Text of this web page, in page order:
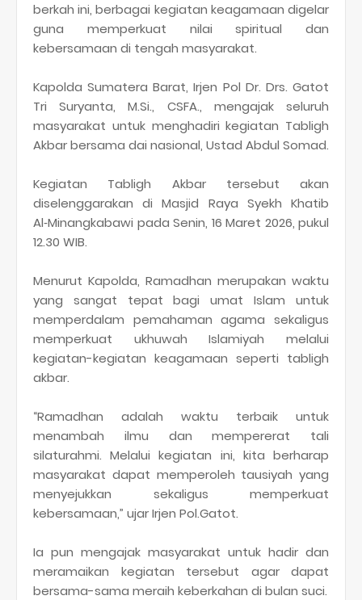
berkah ini, berbagai kegiatan keagamaan digelar
guna memperkuat nilai spiritual dan
kebersamaan di tengah masyarakat.
Kapolda Sumatera Barat, Irjen Pol Dr. Drs. Gatot
Tri Suryanta, M.Si., CSFA., mengajak seluruh
masyarakat untuk menghadiri kegiatan Tabligh
Akbar bersama dai nasional, Ustad Abdul Somad.
Kegiatan Tabligh Akbar tersebut akan
diselenggarakan di Masjid Raya Syekh Khatib
Al‑Minangkabawi pada Senin, 16 Maret 2026, pukul
12.30 WIB.
Menurut Kapolda, Ramadhan merupakan waktu
yang sangat tepat bagi umat Islam untuk
memperdalam pemahaman agama sekaligus
memperkuat ukhuwah Islamiyah melalui
kegiatan-kegiatan keagamaan seperti tabligh
akbar.
“Ramadhan adalah waktu terbaik untuk
menambah ilmu dan mempererat tali
silaturahmi. Melalui kegiatan ini, kita berharap
masyarakat dapat memperoleh tausiyah yang
menyejukkan sekaligus memperkuat
kebersamaan,” ujar Irjen Pol.Gatot.
Ia pun mengajak masyarakat untuk hadir dan
meramaikan kegiatan tersebut agar dapat
bersama-sama meraih keberkahan di bulan suci.